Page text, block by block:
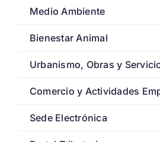
Medio Ambiente
Bienestar Animal
Urbanismo, Obras y
Comercio y Actividades
Sede Electrónica